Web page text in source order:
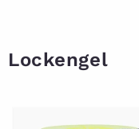
Lockengel